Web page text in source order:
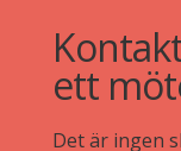
ett
Det är ingen